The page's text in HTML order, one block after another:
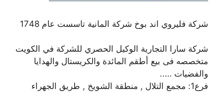
شركة فليروي اند بوخ شركة المانية تاسست عام 1748
شركة سارا التجارية الوكيل الحصري للشركة في الكويت
متخصصه فى بيع أطقم المائدة والكريستال والهدايا
والفضيات …..
فرع1: مجمع التلال , منطقة الشويخ , طريق الجهراء